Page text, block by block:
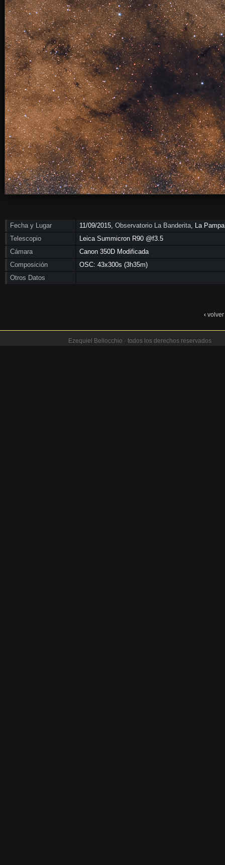
Fecha y Lugar 11/09/2015, Observatorio La Banderita, La Pampa
Telescopio
Leica Summicron R90 @f3.5
Cámara
Canon 350D Modificada
Composición
OSC: 43x300s (3h35m)
Otros Datos
‹ volver
Ezequiel Bellocchio · todos los derechos reservados